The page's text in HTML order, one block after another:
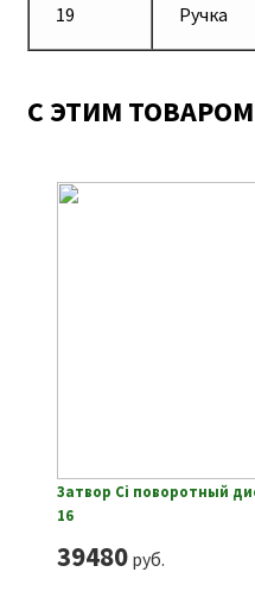
19 Ручка
С ЭТИМ
Затвор Ci поворотный
16
39480руб.